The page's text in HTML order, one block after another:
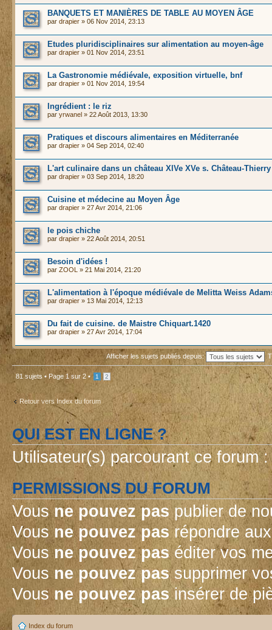
BANQUETS ET MANIÈRES DE TABLE AU MOYEN ÂGE
par drapier » 06 Nov 2014, 23:13
Etudes pluridisciplinaires sur alimentation au moyen-âge
par drapier » 01 Nov 2014, 23:51
La Gastronomie médiévale, exposition virtuelle, bnf
par drapier » 01 Nov 2014, 19:54
Ingrédient : le riz
par yrwanel » 22 Août 2013, 13:30
Pratiques et discours alimentaires en Méditerranée
par drapier » 04 Sep 2014, 02:40
L'art culinaire dans un château XlVe XVe s. Château-Thierry
par drapier » 03 Sep 2014, 18:20
Cuisine et médecine au Moyen Âge
par drapier » 27 Avr 2014, 21:06
le pois chiche
par drapier » 22 Août 2014, 20:51
Besoin d'idées !
par ZOOL » 21 Mai 2014, 21:20
L'alimentation à l'époque médiévale de Melitta Weiss
par drapier » 13 Mai 2014, 12:13
Du fait de cuisine. de Maistre Chiquart.1420
par drapier » 27 Avr 2014, 17:04
Afficher les sujets publiés depuis:
81 sujets • Page1 sur2 • 1 2
Retour vers Index du forum
QUI EST EN LIGNE ?
Utilisateur(s) parcourant ce forum
PERMISSIONS DU FORUM
Vousne pouvez paspublier de
Vousne pouvez pasrépondre
Vousne pouvez paséditer vos
Vousne pouvez passupprimer
Vous ne pouvez pasinsérer de
Index du forum